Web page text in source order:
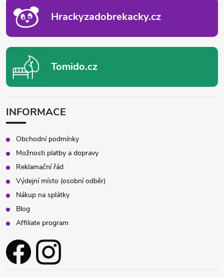
v
k
y
v
ý
p
i
s
u
Hrackyzadobrekacky.cz
Tomido.cz
INFORMACE
Obchodní podmínky
Možnosti platby a dopravy
Reklamační řád
Výdejní místo (osobní odběr)
Nákup na splátky
Blog
Affiliate program